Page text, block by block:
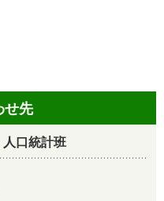
せ先
口統計班